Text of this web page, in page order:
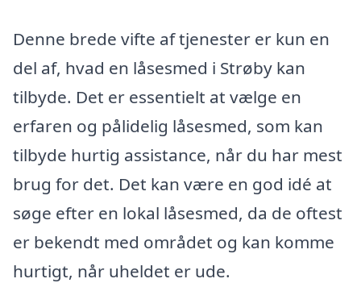
Denne brede vifte af tjenester er kun en
del af, hvad en låsesmed i Strøby kan
tilbyde. Det er essentielt at vælge en
erfaren og pålidelig låsesmed, som kan
tilbyde hurtig assistance, når du har mest
brug for det. Det kan være en god idé at
søge efter en lokal låsesmed, da de oftest
er bekendt med området og kan komme
hurtigt, når uheldet er ude.